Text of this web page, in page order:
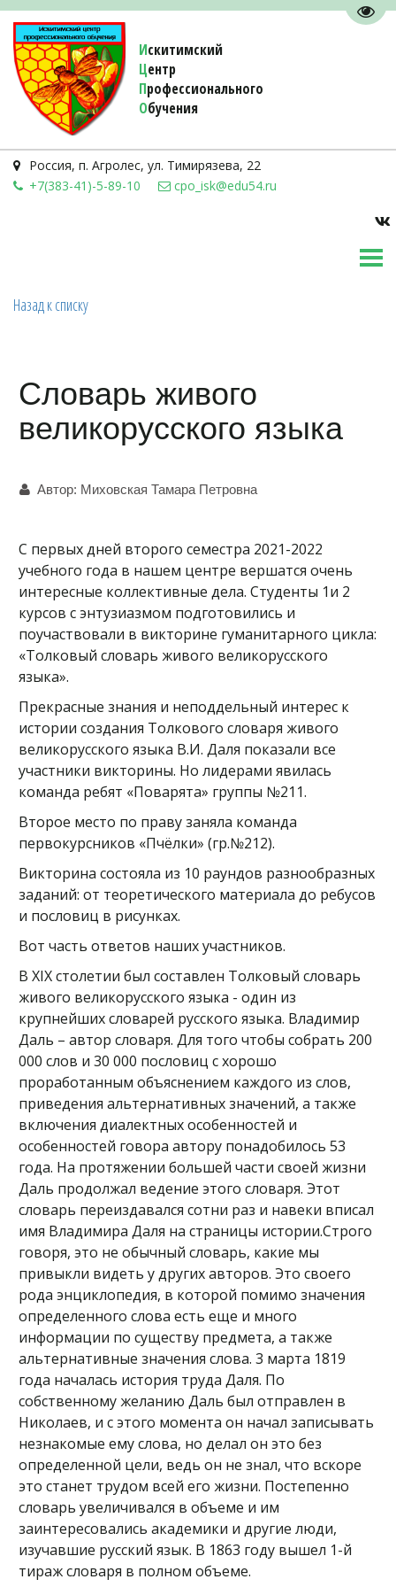
Искитимский
Центр
Профессионального
Обучения
Россия, п. Агролес, ул. Тимирязева, 22
+7(383-41)-5-89-10
cpo_isk@edu54.ru
Назад к списку
Словарь живого
великорусского языка
Автор: Миховская Тамара Петровна
С первых дней второго семестра 2021-2022
учебного года в нашем центре вершатся очень
интересные коллективные дела. Студенты 1и 2
курсов с энтузиазмом подготовились и
поучаствовали в викторине гуманитарного цикла:
«Толковый словарь живого великорусского
языка».
Прекрасные знания и неподдельный интерес к
истории создания Толкового словаря живого
великорусского языка В.И. Даля показали все
участники викторины. Но лидерами явилась
команда ребят «Поварята» группы №211.
Второе место по праву заняла команда
первокурсников «Пчёлки» (гр.№212).
Викторина состояла из 10 раундов разнообразных
заданий: от теоретического материала до ребусов
и пословиц в рисунках.
Вот часть ответов наших участников.
В XIX столетии был составлен Толковый словарь
живого великорусского языка - один из
крупнейших словарей русского языка. Владимир
Даль – автор словаря. Для того чтобы собрать 200
000 слов и 30 000 пословиц с хорошо
проработанным объяснением каждого из слов,
приведения альтернативных значений, а также
включения диалектных особенностей и
особенностей говора автору понадобилось 53
года. На протяжении большей части своей жизни
Даль продолжал ведение этого словаря. Этот
словарь переиздавался сотни раз и навеки вписал
имя Владимира Даля на страницы истории.Строго
говоря, это не обычный словарь, какие мы
привыкли видеть у других авторов. Это своего
рода энциклопедия, в которой помимо значения
определенного слова есть еще и много
информации по существу предмета, а также
альтернативные значения слова. 3 марта 1819
года началась история труда Даля. По
собственному желанию Даль был отправлен в
Николаев, и с этого момента он начал записывать
незнакомые ему слова, но делал он это без
определенной цели, ведь он не знал, что вскоре
это станет трудом всей его жизни. Постепенно
словарь увеличивался в объеме и им
заинтересовались академики и другие люди,
изучавшие русский язык. В 1863 году вышел 1-й
тираж словаря в полном объеме.